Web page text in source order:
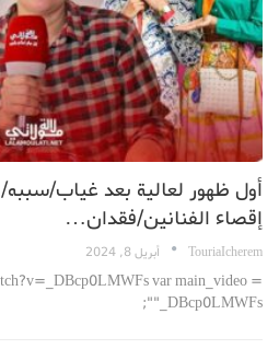
أول ظهور لعالية بعد غياب/
إقصاء الفنانين/فقدان…
TouriaIcherem أبريل 8, 2024
var main_video =
"_DBcp0LMWFs";